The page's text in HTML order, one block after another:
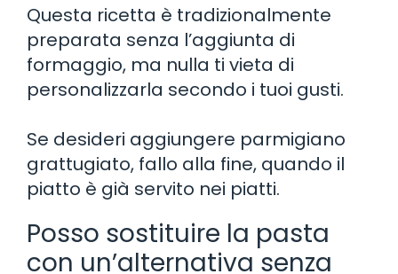
Questa ricetta è tradizionalmente
preparata senza l’aggiunta di
formaggio, ma nulla ti vieta di
personalizzarla secondo i tuoi gusti.
Se desideri aggiungere parmigiano
grattugiato, fallo alla fine, quando il
piatto è già servito nei piatti.
Posso sostituire la pasta
con un’alternativa senza